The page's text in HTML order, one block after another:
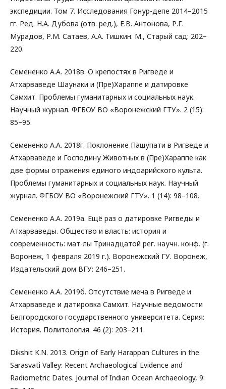
экспедиции. Том 7. Исследования Гонур-депе 2014–2015
гг. Ред. Н.А. Дубова (отв. ред.), Е.В. Антонова, Р.Г.
Мурадов, Р.М. Сатаев, А.А. Тишкин. М., Старый сад: 202–
220.
Семененко А.А. 2018в. О крепостях в Ригведе и
Атхарваведе Шаунаки и (Пре)Хараппе и датировке
Самхит. Проблемы гуманитарных и социальных наук.
Научный журнал. ФГБОУ ВО «Воронежский ГТУ». 2 (15):
85–95.
Семененко А.А. 2018г. Поклонение Пашупати в Ригведе и
Атхарваведе и Господину Животных в (Пре)Хараппе как
две формы отражения единого индоарийского культа.
Проблемы гуманитарных и социальных наук. Научный
журнал. ФГБОУ ВО «Воронежский ГТУ». 1 (14): 98–108.
Семененко А.А. 2019а. Ещё раз о датировке Ригведы и
Атхарваведы. Общество и власть: история и
современность: мат-лы Тринадцатой рег. научн. конф. (г.
Воронеж, 1 февраля 2019 г.). Воронежский ГУ. Воронеж,
Издательский дом ВГУ: 246–251.
Семененко А.А. 2019б. Отсутствие меча в Ригведе и
Атхарваведе и датировка Самхит. Научные ведомости
Белгородского государственного университета. Серия:
История. Политология. 46 (2): 203–211.
Dikshit K.N. 2013. Origin of Early Harappan Cultures in the
Sarasvati Valley: Recent Archaeological Evidence and
Radiometric Dates. Journal of Indian Ocean Archaeology, 9: